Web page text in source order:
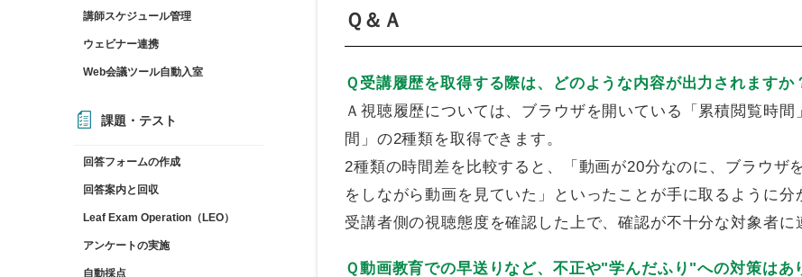
Ｑ＆Ａ
Ｑ 受講履歴を取得する際は、どのような内容が出力されますか
Ａ 視聴履歴については、ブラウザを開いている「累積閲覧時
間」の2種類を取得できます。
2種類の時間差を比較すると、「動画が20分なのに、ブラウザ
をしながら動画を見ていた」といったことが手に取るように分
受講者側の視聴態度を確認した上で、確認が不十分な対象者に
Ｑ動画教育での早送りなど、不正や"学んだふり"への対策はあ
講師スケジュール管理
ウェビナー連携
Web会議ツール自動入室
課題・テスト
回答フォームの作成
回答案内と回収
Leaf Exam Operation（LEO）
アンケートの実施
自動採点